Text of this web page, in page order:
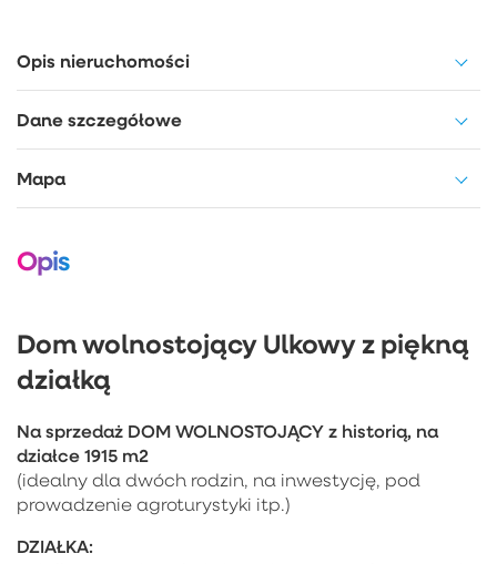
Opis nieruchomości
Dane szczegółowe
Mapa
Opis
Dom wolnostojący Ulkowy z piękną
działką
Na sprzedaż DOM WOLNOSTOJĄCY z historią, na
działce 1915 m2
(idealny dla dwóch rodzin, na inwestycję, pod
prowadzenie agroturystyki itp.)
DZIAŁKA: